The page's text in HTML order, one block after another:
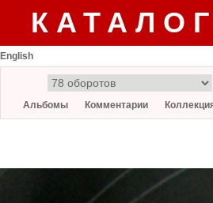
English
Альбомы Комментарии